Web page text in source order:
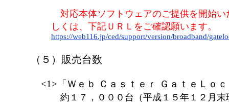
対応本体ソフトウェアのご提供を開始い
しくは、下記ＵＲＬをご確認願います。
https://web116.jp/ced/support/version/broadband/
（５）販売台数
<1>「Ｗｅｂ Ｃａｓｔｅｒ ＧａｔｅＬｏ
約１７，０００台（平成１５年１２月末